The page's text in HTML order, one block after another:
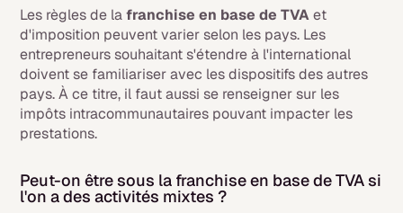
Les règles de lafranchise en base de TVAet
d'imposition peuvent varier selon les pays. Les
entrepreneurs souhaitant s'étendre à l'international
doivent se familiariser avec les dispositifs des autres
pays. À ce titre, il faut aussi se renseigner sur les
impôts intracommunautaires pouvant impacter les
prestations.
Peut-on être sous la franchise en base de TVA si
l'on a des activités mixtes ?